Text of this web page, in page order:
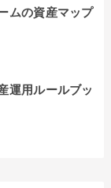
ムの資産マップ
運用ルールブッ